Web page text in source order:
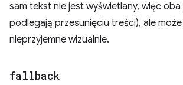
sam tekst nie jest wyświetlany, więc
podlegają przesunięciu treści), ale
nieprzyjemne wizualnie.
fallback